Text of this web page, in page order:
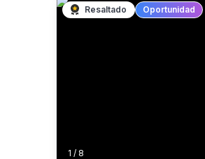
1 / 8
Resaltado Oportunidad